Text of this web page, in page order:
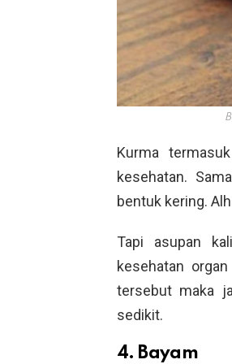
Kurma
kesehatan.
bentuk kering.
Tapi asupan
kesehatan
tersebut maka
sedikit.
4. Bayam